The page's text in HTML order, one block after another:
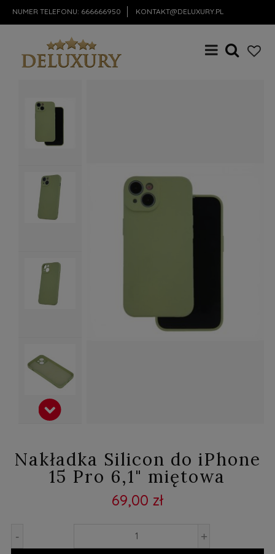
NUMER TELEFONU: 666666950 KONTAKT@DELUXURY.PL
Nakładka Silicon do iPhone
15 Pro 6,1" miętowa
69,00 zł
- +